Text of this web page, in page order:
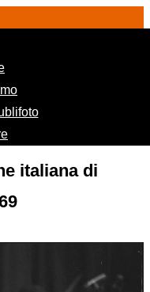
(current)
italiana di